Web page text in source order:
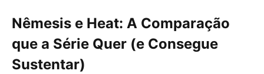
Nêmesis e Heat: A Comparação
que a Série Quer (e Consegue
Sustentar)